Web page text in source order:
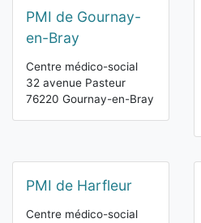
PMI de Gournay-
en-Bray
Centre médico-social
32 avenue Pasteur
76220 Gournay-en-Bray
PMI de Harfleur
Centre médico-social